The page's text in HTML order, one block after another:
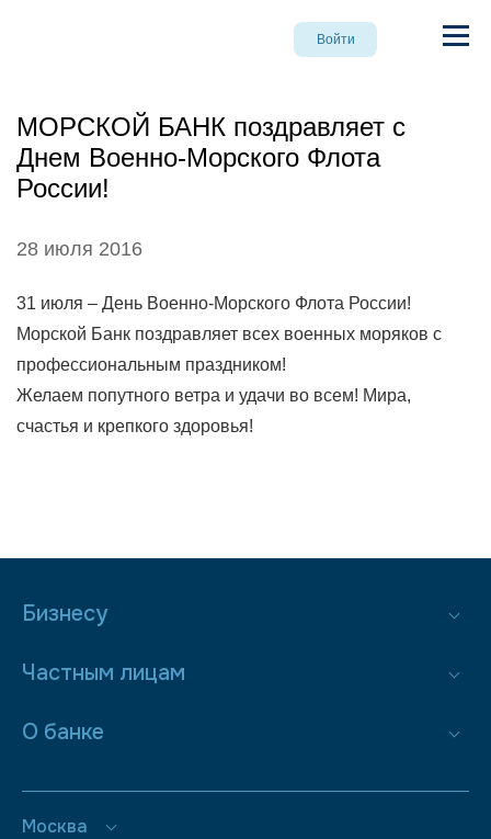
Войти
МОРСКОЙ БАНК поздравляет с
Днем Военно-Морского Флота
России!
28 июля 2016
31 июля – День Военно-Морского Флота России!
Морской Банк поздравляет всех военных моряков с
профессиональным праздником!
Желаем попутного ветра и удачи во всем! Мира,
счастья и крепкого здоровья!
Бизнесу
Частным лицам
О банке
Москва